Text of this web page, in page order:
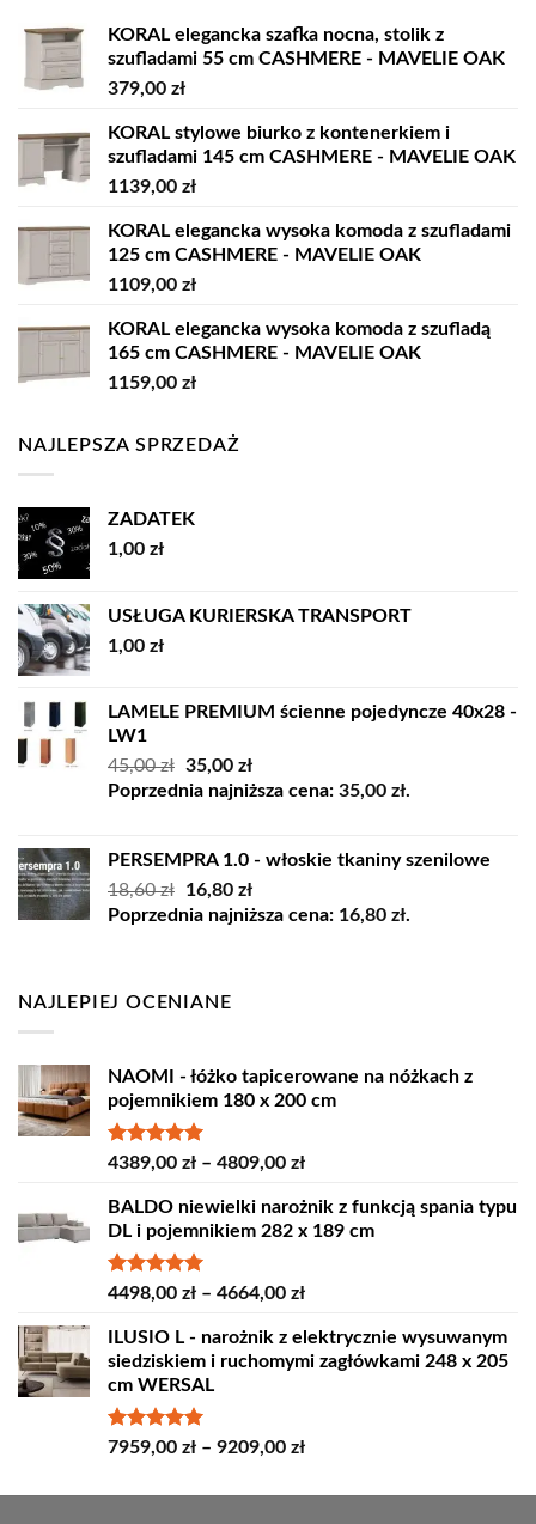
KORAL elegancka szafka nocna, stolik z
szufladami 55 cm CASHMERE - MAVELIE OAK
379,00 zł
KORAL stylowe biurko z kontenerkiem i
szufladami 145 cm CASHMERE - MAVELIE OAK
1139,00 zł
KORAL elegancka wysoka komoda z szufladami
125 cm CASHMERE - MAVELIE OAK
1109,00 zł
KORAL elegancka wysoka komoda z szufladą
165 cm CASHMERE - MAVELIE OAK
1159,00 zł
NAJLEPSZA SPRZEDAŻ
ZADATEK
1,00 zł
USŁUGA KURIERSKA TRANSPORT
1,00 zł
LAMELE PREMIUM ścienne pojedyncze 40x28 -
LW1
45,00zł Pierwotna
cena
35,00 złAktualna
cena
Poprzednia najniższa cena: 35,00 zł.
PERSEMPRA 1.0 - włoskie tkaniny szenilowe
18,60zł
Pierwotna
cena
16,80 złAktualna
cena
Poprzednia najniższa cena: 16,80 zł.
NAJLEPIEJ OCENIANE
NAOMI - łóżko tapicerowane na nóżkach z
pojemnikiem 180 x 200 cm
Oceniono
4389,00 zł – 4809,00 złZakres
od
4389,00 zł
4809,00 zł
BALDO niewielki narożnik z funkcją spania typu
DL i pojemnikiem 282 x 189 cm
Oceniono
4498,00 zł – 4664,00 złZakres
od
4498,00 zł
ILUSIO L - narożnik z elektrycznie wysuwanym
siedziskiem i ruchomymi zagłówkami 248 x 205
cm WERSAL
Oceniono
7959,00 zł – 9209,00 złZakres
od